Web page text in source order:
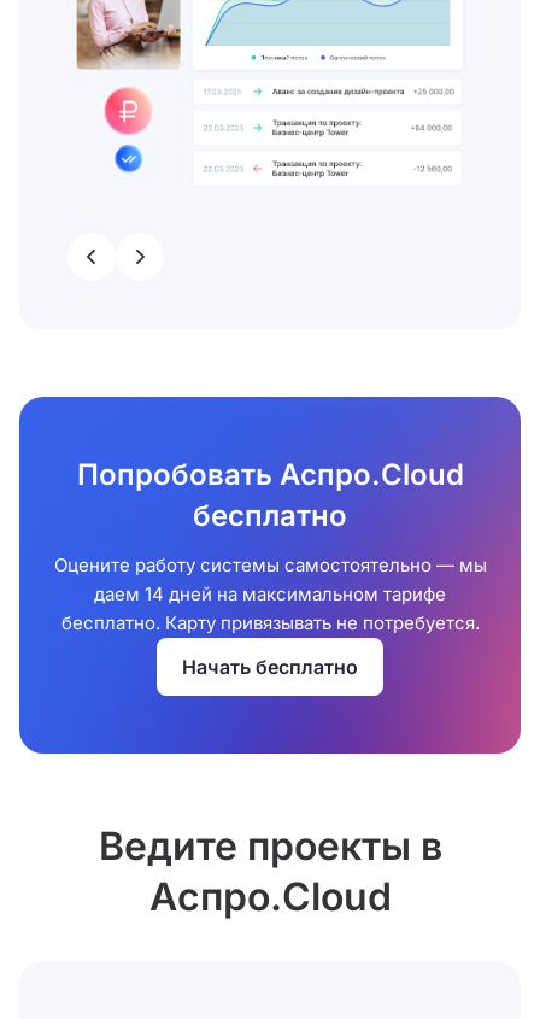
Попробовать Аспро.Cloud
бесплатно
Оцените работу системы самостоятельно — мы
даем 14 дней на максимальном тарифе
бесплатно. Карту привязывать не потребуется.
Начать бесплатно
Ведите проекты в
Аспро.Cloud